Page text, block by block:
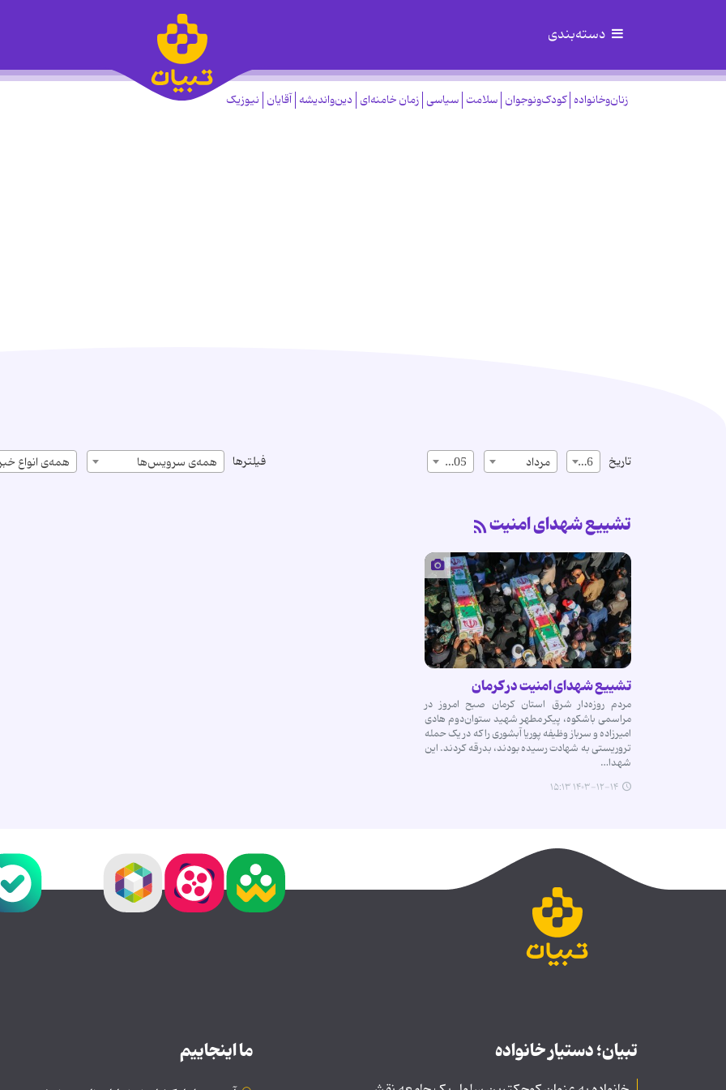
دسته‌بندی
زنان‌وخانواده کودک‌ونوجوان سلامت سیاسی زمان خامنه‌ای دین‌واندیشه آقایان نیوزیک
تاریخ 16 مرداد 1405 فیلترها همه‌ی سرویس‌ها همه‌ی انواع خبر
تشییع شهدای امنیت
تشییع شهدای امنیت در کرمان
مردم روزه‌دار شرق استان کرمان صبح امروز در
مراسمی باشکوه، پیکر مطهر شهید ستوان‌دوم هادی
امیرزاده و سرباز وظیفه پوریا آبشوری را که در یک حمله
تروریستی به شهادت رسیده بودند، بدرقه کردند. این
شهدا…
۱۴۰۳-۱۲-۱۴ ۱۵:۱۳
تبیان؛ دستیار خانواده ما اینجاییم